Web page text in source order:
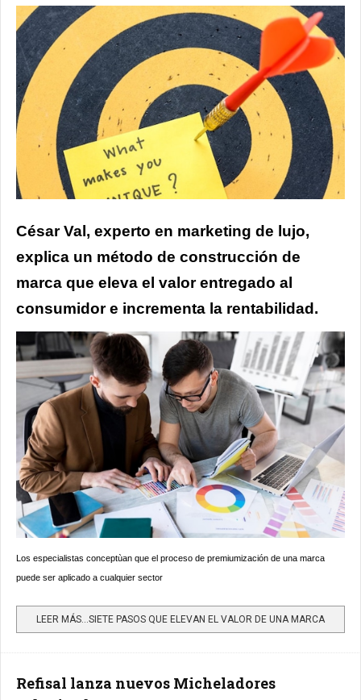
César Val, experto en marketing de lujo,
explica un método de construcción de
marca que eleva el valor entregado al
consumidor e incrementa la rentabilidad.
Los especialistas conceptùan que el proceso de premiumización de una marca
puede ser aplicado a cualquier sector
LEER MÁS…SIETE PASOS QUE ELEVAN EL VALOR DE UNA MARCA
Refisal lanza nuevos Micheladores